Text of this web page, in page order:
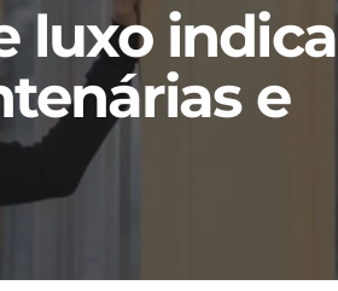
luxo indica
e